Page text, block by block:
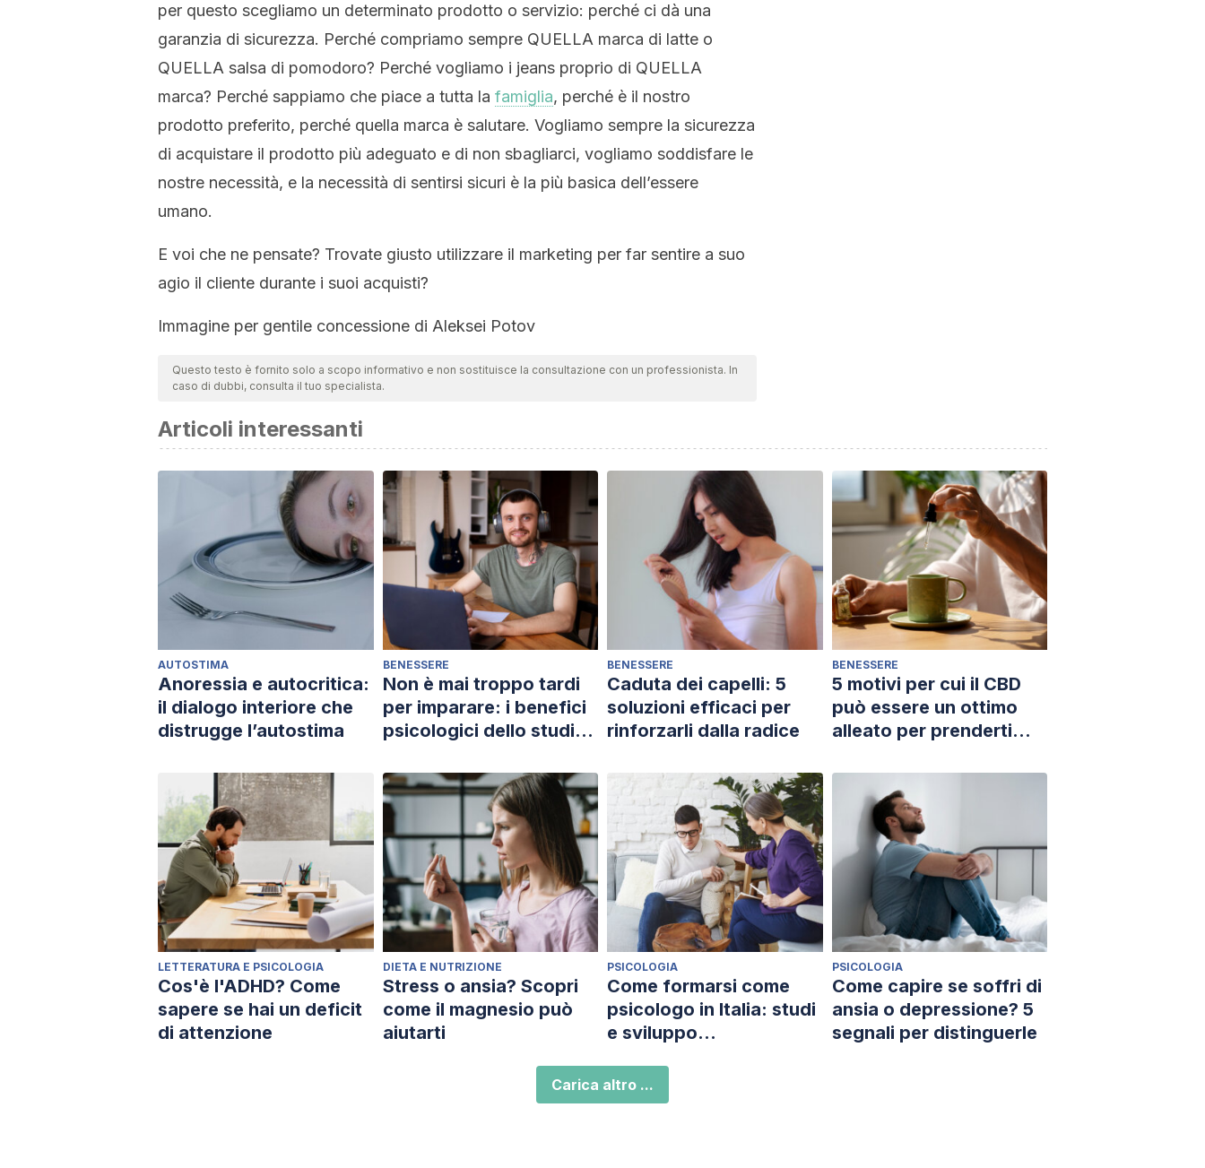
per questo scegliamo un determinato prodotto o servizio: perché ci dà una
garanzia di sicurezza. Perché compriamo sempre QUELLA marca di latte o
QUELLA salsa di pomodoro? Perché vogliamo i jeans proprio di QUELLA
marca? Perché sappiamo che piace a tutta la famiglia, perché è il nostro
prodotto preferito, perché quella marca è salutare. Vogliamo sempre la sicurezza
di acquistare il prodotto più adeguato e di non sbagliarci, vogliamo soddisfare le
nostre necessità, e la necessità di sentirsi sicuri è la più basica dell’essere
umano.
E voi che ne pensate? Trovate giusto utilizzare il marketing per far sentire a suo
agio il cliente durante i suoi acquisti?
Immagine per gentile concessione di Aleksei Potov
Questo testo è fornito solo a scopo informativo e non sostituisce la consultazione con un professionista. In
caso di dubbi, consulta il tuo specialista.
Articoli interessanti
AUTOSTIMA
Anoressia e autocritica:
il dialogo interiore che
distrugge l’autostima
BENESSERE
Non è mai troppo tardi
per imparare: i benefici
psicologici dello studio
BENESSERE
Caduta dei capelli: 5
soluzioni efficaci per
rinforzarli dalla radice
BENESSERE
5 motivi per cui il CBD
può essere un ottimo
alleato per prenderti
LETTERATURA E PSICOLOGIA
Cos'è l'ADHD? Come
sapere se hai un deficit
di attenzione
DIETA E NUTRIZIONE
Stress o ansia? Scopri
come il magnesio può
aiutarti
PSICOLOGIA
Come formarsi come
psicologo in Italia: studi
e sviluppo
PSICOLOGIA
Come capire se soffri di
ansia o depressione? 5
segnali per distinguerle
Carica altro ...